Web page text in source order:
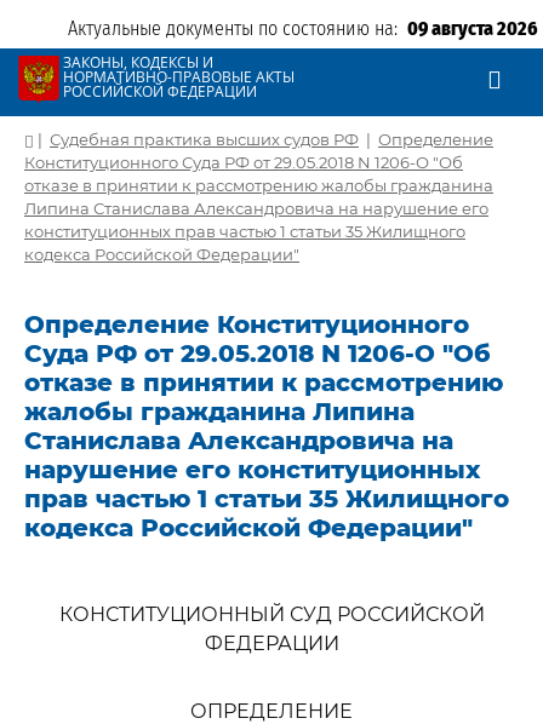
Актуальные документы по состоянию на: 09 августа 2026
ЗАКОНЫ, КОДЕКСЫ И
НОРМАТИВНО-ПРАВОВЫЕ АКТЫ
РОССИЙСКОЙ ФЕДЕРАЦИИ
| Судебная практика высших судов РФ | Определение
Конституционного Суда РФ от 29.05.2018 N 1206-О "Об
отказе в принятии к рассмотрению жалобы гражданина
Липина Станислава Александровича на нарушение его
конституционных прав частью 1 статьи 35 Жилищного
кодекса Российской Федерации"
Определение Конституционного
Суда РФ от 29.05.2018 N 1206-О "Об
отказе в принятии к рассмотрению
жалобы гражданина Липина
Станислава Александровича на
нарушение его конституционных
прав частью 1 статьи 35 Жилищного
кодекса Российской Федерации"
КОНСТИТУЦИОННЫЙ СУД РОССИЙСКОЙ
ФЕДЕРАЦИИ
ОПРЕДЕЛЕНИЕ